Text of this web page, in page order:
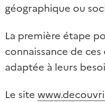
géographique ou
La première étape
connaissance de
adaptée à leurs
Le site